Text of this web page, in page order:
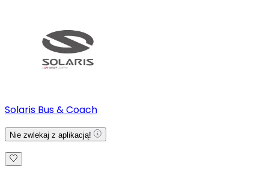
Solaris Bus & Coach
Nie zwlekaj z aplikacją!